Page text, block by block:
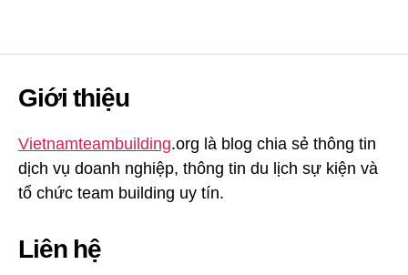
Giới thiệu
Vietnamteambuilding.org là blog chia sẻ thông tin
dịch vụ doanh nghiệp, thông tin du lịch sự kiện và
tổ chức team building uy tín.
Liên hệ